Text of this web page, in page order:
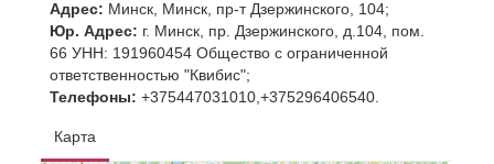
Адрес: Минск, Минск, пр-т Дзержинского, 104;
Юр. Адрес: г. Минск, пр. Дзержинского, д.104, пом.
66 УНН: 191960454 Общество с ограниченной
ответственностью "Квибис";
Телефоны: +375447031010,+375296406540.
Карта